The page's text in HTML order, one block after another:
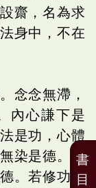
齋，名為求
身中，不在
念念無滯，
內心謙下是
是功，心體
染是德。若
。若修功德
書
目